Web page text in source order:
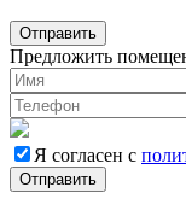
Отправить
Предложить
Я согласен с
Отправить